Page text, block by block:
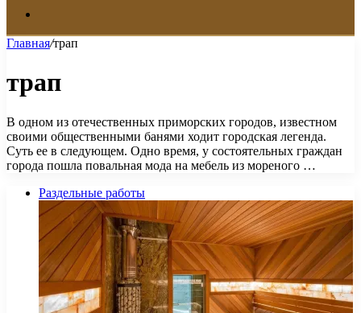
Главная/трап
трап
В одном из отечественных приморских городов, известном
своими общественными банями ходит городская легенда.
Суть ее в следующем. Одно время, у состоятельных граждан
города пошла повальная мода на мебель из мореного …
Раздельные работы